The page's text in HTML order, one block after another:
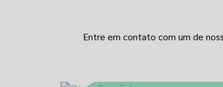
Entre em contato com um de